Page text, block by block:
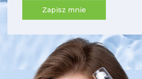
Zapisz mnie